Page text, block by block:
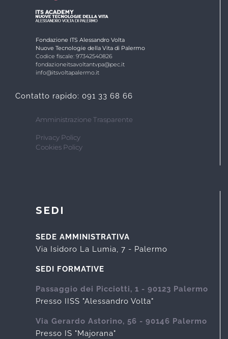
Fondazione ITS Alessandro Volta
Nuove Tecnologie della Vita di Palermo
Codice fiscale: 97342540826
fondazioneitsavoltantvpa@pec.it
info@itsvoltapalermo.it
Contatto rapido: 091 33 68 66
Amministrazione Trasparente
Privacy Policy
Cookies Policy
SEDI
SEDE AMMINISTRATIVA
Via Isidoro La Lumia, 7 - Palermo
SEDI FORMATIVE
Passaggio dei Picciotti, 1 - 90123 Palermo
Presso IISS "Alessandro Volta"
Via Gerardo Astorino, 56 - 90146 Palermo
Presso IS "Majorana"